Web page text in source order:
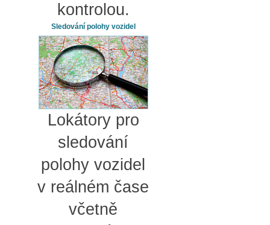
kontrolou.
Sledování polohy vozidel
Lokátory pro
sledování
polohy vozidel
v reálném čase
včetně